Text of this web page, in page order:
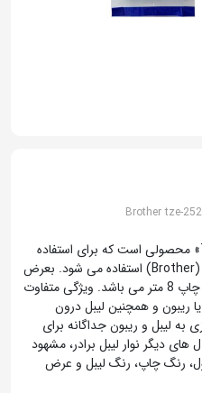
Brother tze-
برچسب قرمز روی سفید «TZE-252» محصولی است که برای استفاده
در پرینترهای لیبل زن شرکت «برادر» (Brother) استفاده می شود. بعرض
چاپ آن 24 میلیمتر و طول رول قابل چاپ 8 متر می باشد. ویژگی متفاوت
ریبون و همچنین لیبل درون
لیبل و ریبون جداگانه برای
دیگر نوار لیبل برادر، مشهود
رنگ چاپ، رنگ لیبل و عرض